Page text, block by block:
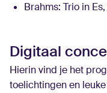
Brahms: Trio in
Digitaal
Hierin vind je het
toelichtingen en